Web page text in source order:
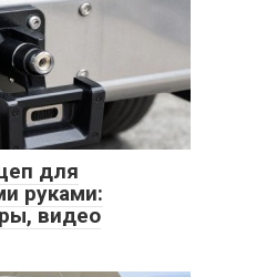
для
руками:
видео